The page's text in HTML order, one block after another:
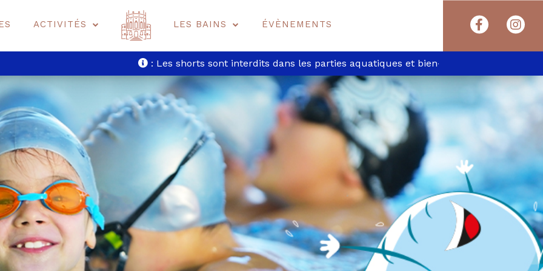
ACTIVITÉS LES BAINS ÉVÈNEMENTS
: Les shorts sont interdits dans les parties aquatiques et bien-être. L’Espace Bien-être